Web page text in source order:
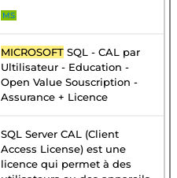
MS
MICROSOFT SQL - CAL par
Ultilisateur - Education -
Open Value Souscription -
Assurance + Licence
SQL Server CAL (Client
Access License) est une
licence qui permet à des